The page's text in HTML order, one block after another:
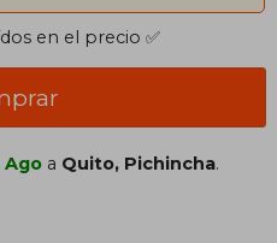
en el precio ✅
Ago a Quito, Pichincha.